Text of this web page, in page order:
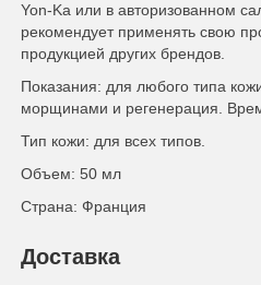
Yon-Ka или в авторизованном
рекомендует применять свою
продукцией других брендов.
Показания: для любого типа
морщинами и регенерация.
Тип кожи: для всех типов.
Объем: 50 мл
Страна: Франция
Доставка